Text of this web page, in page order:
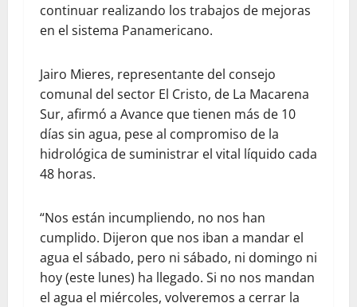
continuar realizando los trabajos de mejoras
en el sistema Panamericano.
Jairo Mieres, representante del consejo
comunal del sector El Cristo, de La Macarena
Sur, afirmó a Avance que tienen más de 10
días sin agua, pese al compromiso de la
hidrológica de suministrar el vital líquido cada
48 horas.
“Nos están incumpliendo, no nos han
cumplido. Dijeron que nos iban a mandar el
agua el sábado, pero ni sábado, ni domingo ni
hoy (este lunes) ha llegado. Si no nos mandan
el agua el miércoles, volveremos a cerrar la